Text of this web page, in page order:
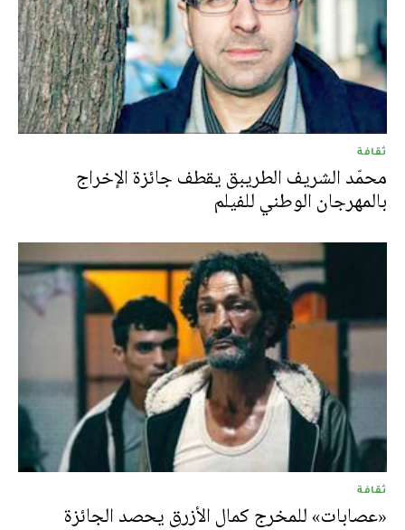
ثقافة
محمّد الشريف الطريبق يقطف جائزة الإخراج
بالمهرجان الوطني للفيلم
ثقافة
«عصابات» للمخرج كمال الأزرق يحصد الجائزة